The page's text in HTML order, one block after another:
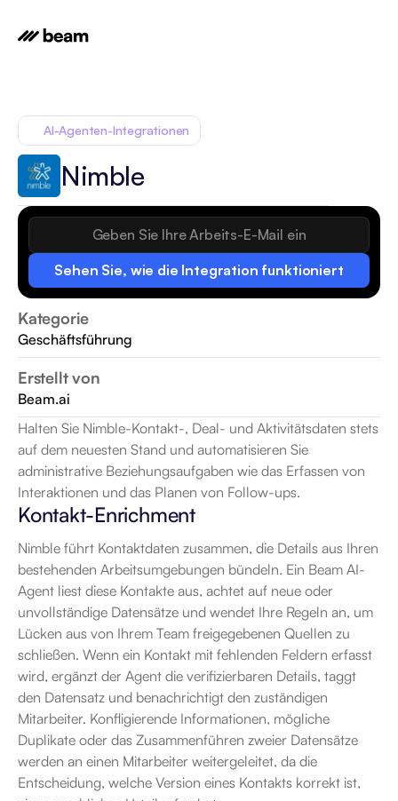
Sehen Sie, wie die Integration funktioniert
Kategorie
Geschäftsführung
Erstellt von
Beam.ai
AI-Agenten-Integrationen
Nimble
Halten Sie Nimble-Kontakt-, Deal- und Aktivitätsdaten stets
auf dem neuesten Stand und automatisieren Sie
administrative Beziehungsaufgaben wie das Erfassen von
Interaktionen und das Planen von Follow-ups.
Kontakt-Enrichment
Nimble führt Kontaktdaten zusammen, die Details aus Ihren
bestehenden Arbeitsumgebungen bündeln. Ein Beam AI-
Agent liest diese Kontakte aus, achtet auf neue oder
unvollständige Datensätze und wendet Ihre Regeln an, um
Lücken aus von Ihrem Team freigegebenen Quellen zu
schließen. Wenn ein Kontakt mit fehlenden Feldern erfasst
wird, ergänzt der Agent die verifizierbaren Details, taggt
den Datensatz und benachrichtigt den zuständigen
Mitarbeiter. Konfligierende Informationen, mögliche
Duplikate oder das Zusammenführen zweier Datensätze
werden an einen Mitarbeiter weitergeleitet, da die
Entscheidung, welche Version eines Kontakts korrekt ist,